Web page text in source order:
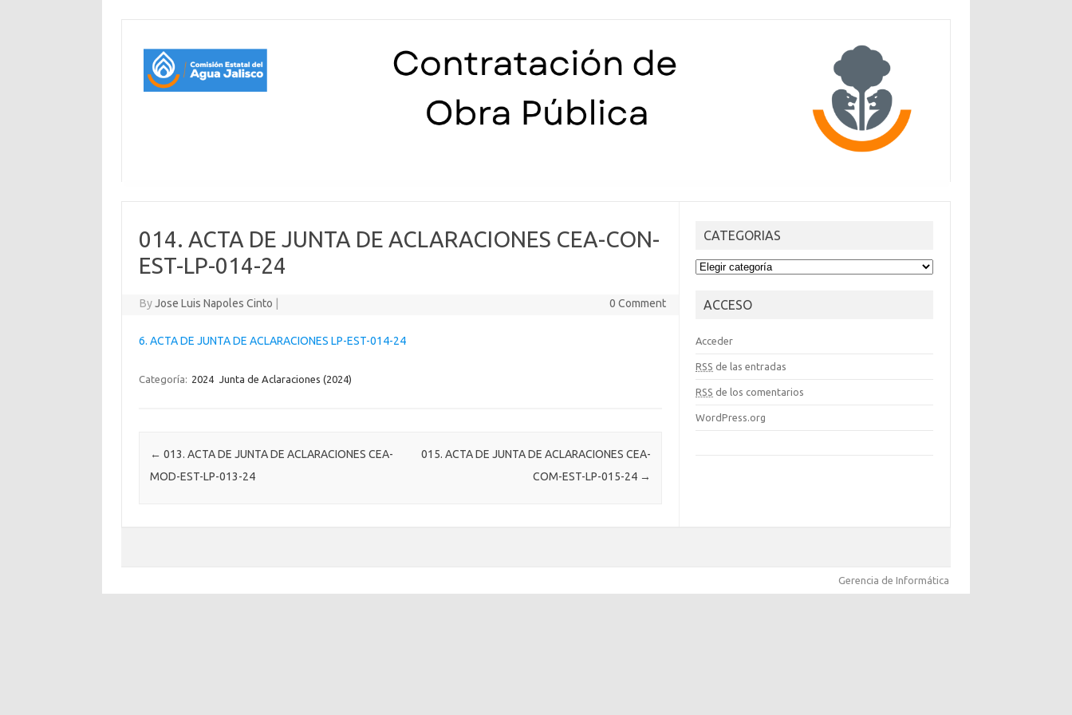
014. ACTA DE JUNTA DE ACLARACIONES CEA-CON-
EST-LP-014-24
ByJose Luis Napoles Cinto 0 Comment
6. ACTA DE JUNTA DE ACLARACIONES LP-EST-014-24
Categoría: 2024 Junta de Aclaraciones (2024)
Post navigation
← 013. ACTA DE JUNTA DE ACLARACIONES CEA-
MOD-EST-LP-013-24
015. ACTA DE JUNTA DE ACLARACIONES CEA-
COM-EST-LP-015-24 →
CATEGORIAS
CATEGORIAS
ACCESO
Acceder
RSS de las entradas
RSS de los comentarios
WordPress.org
Gerencia de Informática